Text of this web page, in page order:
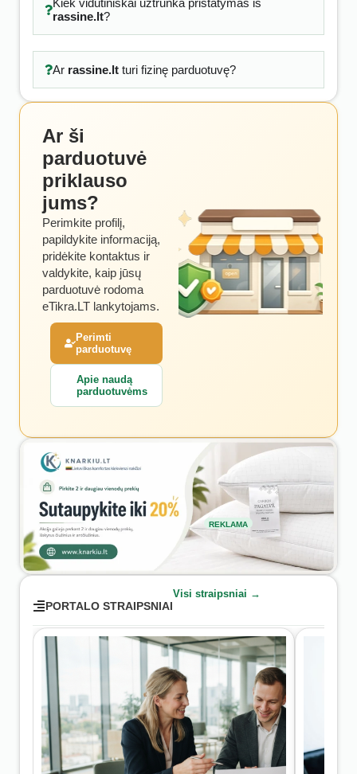
Kiek vidutiniškai užtrunka pristatymas iš
rassine.lt?
Ar rassine.ltturi fizinę parduotuvę?
Ar ši
parduotuvė
priklauso
jums?
Perimkite profilį,
papildykite informaciją,
pridėkite kontaktus ir
valdykite, kaip jūsų
parduotuvė rodoma
eTikra.LT lankytojams.
Perimti
parduotuvę
Apie naudą
parduotuvėms
REKLAMA
PORTALO STRAIPSNIAI
Visi straipsniai →